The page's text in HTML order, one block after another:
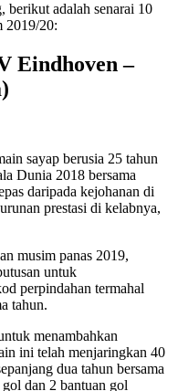
berikut adalah senarai 10
2019/20:
Eindhoven –
sayap berusia 25 tahun
Dunia 2018 bersama
daripada kejohanan di
prestasi di kelabnya,
musim panas 2019,
untuk
perpindahan termahal
tahun.
menambahkan
ini telah menjaringkan 40
dua tahun bersama
dan 2 bantuan gol